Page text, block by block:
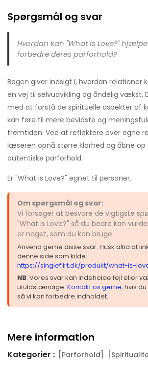
Spørgsmål og svar
Hvordan kan "What is Love?"
forbedre deres parforhold?
Bogen giver indsigt i, hvordan relationer
en vej til selvudvikling og åndelig vækst.
med at forstå de spirituelle aspekter af
kan føre til mere bevidste og
fremtiden. Ved at reflektere over egne
læseren opnå større klarhed og åbne op
autentiske parforhold.
Er "What is Love?" egnet til personer.
Om spørgsmål og svar:
Vi forsøger at besvare de vigtigste
"What is Love?" så du bedre kan
er noget, som du kan bruge.
Anvend gerne disse svar. Husk altid at
denne side som kilde:
https://singleflirt.dk/produkt/what-is-
NB: Vores svar kan indeholde fejl eller
ufuldstændige. Kontakt os gerne, hvis
så vi kan forbedre indholdet.
Mere information
Kategorier : [Parforhold]